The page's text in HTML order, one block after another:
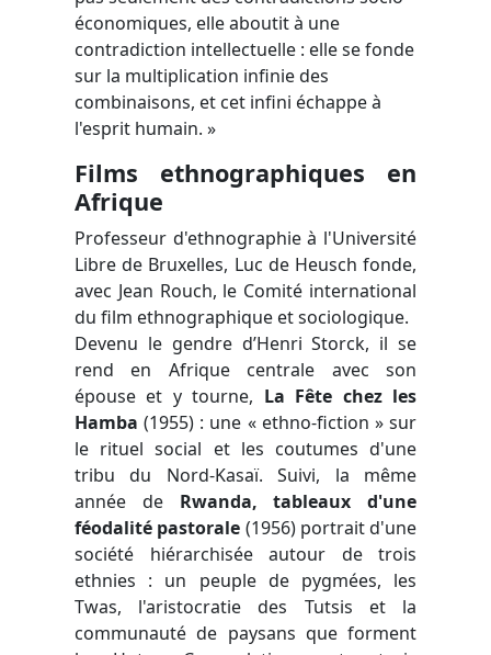
économiques, elle aboutit à une
contradiction intellectuelle : elle se fonde
sur la multiplication infinie des
combinaisons, et cet infini échappe à
l'esprit humain. »
Films ethnographiques en
Afrique
Professeur d'ethnographie à l'Université
Libre de Bruxelles, Luc de Heusch fonde,
avec Jean Rouch, le Comité international
du film ethnographique et sociologique.
Devenu le gendre d’Henri Storck, il se
rend en Afrique centrale avec son
épouse et y tourne, La Fête chez les
Hamba (1955) : une « ethno-fiction » sur
le rituel social et les coutumes d'une
tribu du Nord-Kasaï. Suivi, la même
année de Rwanda, tableaux d'une
féodalité pastorale (1956) portrait d'une
société hiérarchisée autour de trois
ethnies : un peuple de pygmées, les
Twas, l'aristocratie des Tutsis et la
communauté de paysans que forment